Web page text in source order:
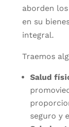
aborden
en su
integral.
Traemos
Salud
seguro y